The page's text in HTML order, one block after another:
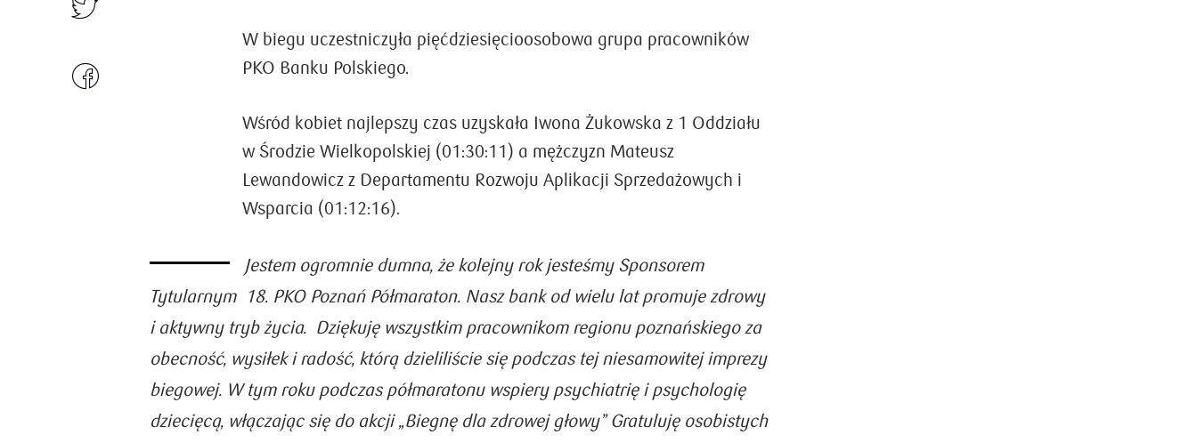
W biegu uczestniczyła pięćdziesięcioosobowa grupa pracowników
PKO Banku Polskiego.
Wśród kobiet najlepszy czas uzyskała Iwona Żukowska z 1 Oddziału
w Środzie Wielkopolskiej (01:30:11) a mężczyzn Mateusz
Lewandowicz z Departamentu Rozwoju Aplikacji Sprzedażowych i
Wsparcia (01:12:16).
Jestem ogromnie dumna, że kolejny rok jesteśmy Sponsorem
Tytularnym 18. PKO Poznań Półmaraton. Nasz bank od wielu lat promuje zdrowy
i aktywny tryb życia. Dziękuję wszystkim pracownikom regionu poznańskiego za
obecność, wysiłek i radość, którą dzieliliście się podczas tej niesamowitej imprezy
biegowej. W tym roku podczas półmaratonu wspiery psychiatrię i psychologię
dziecięcą, włączając się do akcji „Biegnę dla zdrowej głowy” Gratuluję osobistych